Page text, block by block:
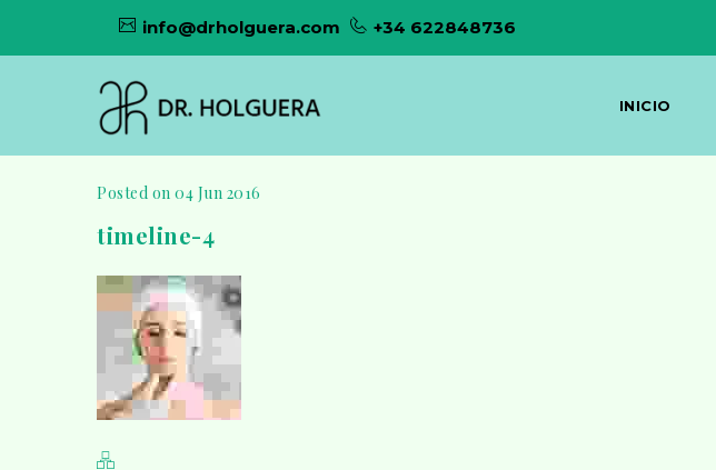
info@drholguera.com +34 622848736
INICIO
Posted on 04 Jun 2016
timeline-4